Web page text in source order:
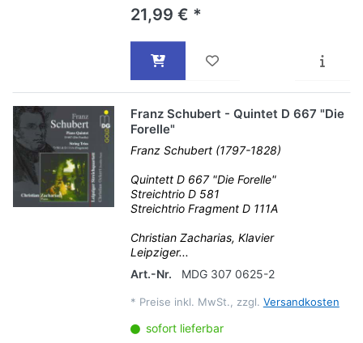
21,99 € *
Franz Schubert - Quintet D 667 "Die
Forelle"
Franz Schubert (1797-1828)
Quintett D 667 "Die Forelle"
Streichtrio D 581
Streichtrio Fragment D 111A
Christian Zacharias, Klavier
Leipziger...
Art.-Nr.
MDG 307 0625-2
* Preise inkl. MwSt., zzgl. Versandkosten
sofort lieferbar